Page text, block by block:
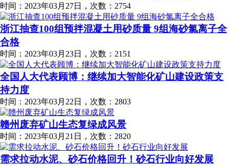
时间：2023年03月27日，次数：2754
浙江抽查100组预拌混凝土用砂质量 9组海砂氯离子全
合格
时间：2023年03月23日，次数：2151
全国人大代表顾博：继续加大智能化矿山建设政策支
持力度
时间：2023年03月22日，次数：2803
赣州废弃矿山生态复绿成风景
时间：2023年03月21日，次数：2820
需求拉动水泥、砂石价格回升！砂石行业向好发展